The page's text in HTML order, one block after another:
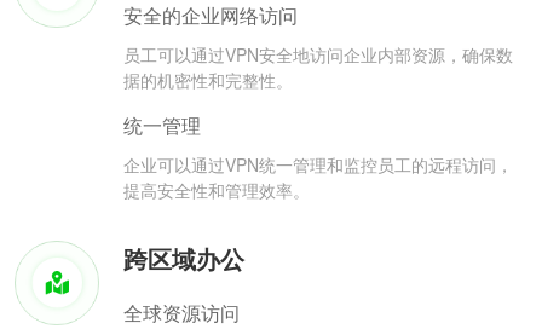
安全的企业网络访问
员工可以通过VPN安全地访问企业内部资源，确保数
据的机密性和完整性。
统一管理
企业可以通过VPN统一管理和监控员工的远程访问，
提高安全性和管理效率。
跨区域办公
全球资源访问